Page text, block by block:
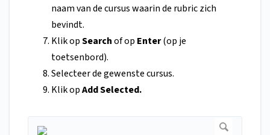
naam van de cursus waarin de rubric zich
bevindt.
Klik opSearchof op Enter(op je
toetsenbord).
Selecteer de gewenste cursus.
Klik opAdd Selected.